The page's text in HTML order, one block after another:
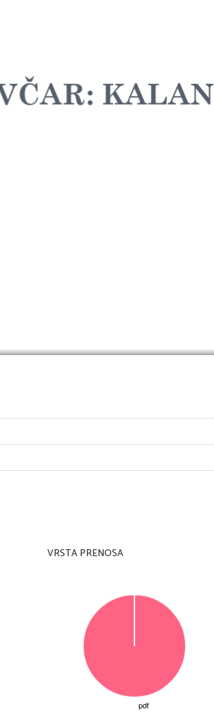
KALAN
nad Škofjo Loko
VRSTA PRENOSA